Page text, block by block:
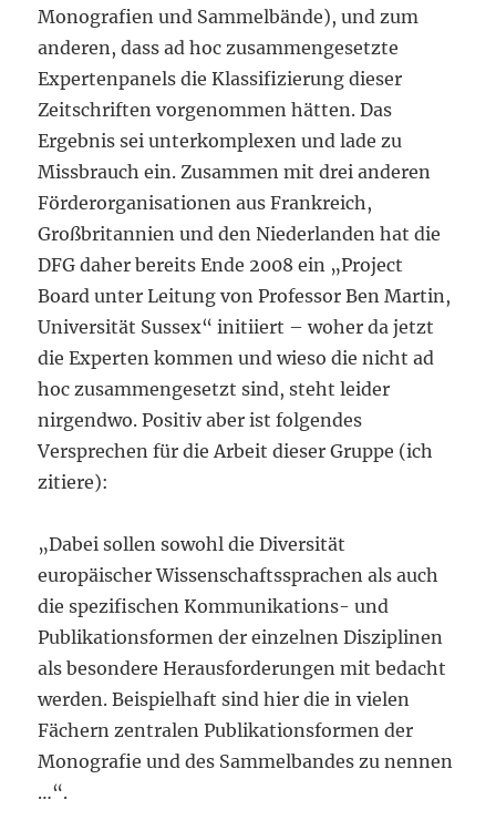
Monografien und Sammelbände), und zum
anderen, dass ad hoc zusammengesetzte
Expertenpanels die Klassifizierung dieser
Zeitschriften vorgenommen hätten. Das
Ergebnis sei unterkomplexen und lade zu
Missbrauch ein. Zusammen mit drei anderen
Förderorganisationen aus Frankreich,
Großbritannien und den Niederlanden hat die
DFG daher bereits Ende 2008 ein „Project
Board unter Leitung von Professor Ben Martin,
Universität Sussex“ initiiert – woher da jetzt
die Experten kommen und wieso die nicht ad
hoc zusammengesetzt sind, steht leider
nirgendwo. Positiv aber ist folgendes
Versprechen für die Arbeit dieser Gruppe (ich
zitiere):
„Dabei sollen sowohl die Diversität
europäischer Wissenschaftssprachen als auch
die spezifischen Kommunikations- und
Publikationsformen der einzelnen Disziplinen
als besondere Herausforderungen mit bedacht
werden. Beispielhaft sind hier die in vielen
Fächern zentralen Publikationsformen der
Monografie und des Sammelbandes zu nennen
…“.